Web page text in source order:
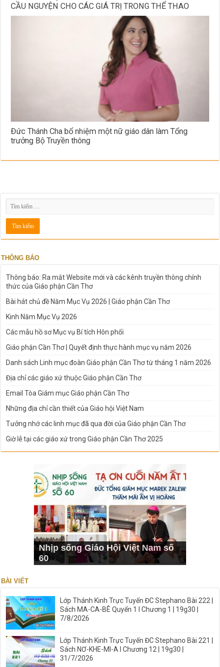
CẦU NGUYỆN CHO CÁC GIÁ TRỊ TRONG THỂ THAO
Đức Thánh Cha bổ nhiệm một nữ giáo dân làm Tổng
trưởng Bộ Truyền thông
THÔNG BÁO
Thông báo: Ra mắt Website mới và các kênh truyền thông chính
thức của Giáo phận Cần Thơ
Bài hát chủ đề Năm Mục Vụ 2026 | Giáo phận Cần Thơ
Kinh Năm Mục Vụ 2026
Các mẫu hồ sơ Mục vụ Bí tích Hôn phối
Giáo phận Cần Thơ | Quyết định thực hành mục vụ năm 2026
Danh sách Linh mục đoàn Giáo phận Cần Thơ từ tháng 1 năm 2026
Địa chỉ các giáo xứ thuộc Giáo phận Cần Thơ
Email Tòa Giám mục Giáo phận Cần Thơ
Những địa chỉ cần thiết của Giáo hội Việt Nam
Tưởng nhớ các linh mục đã qua đời của Giáo phận Cần Thơ
Giờ lễ tại các giáo xứ trong Giáo phận Cần Thơ 2025
Nhịp sống Giáo Hội Việt Nam số
60
BÀI VIẾT
Lớp Thánh Kinh Trực Tuyến ĐC Stephano Bài 222 |
Sách MA-CA-BÊ Quyển 1 I Chương 1 | 19g30 |
7/8/2026
Lớp Thánh Kinh Trực Tuyến ĐC Stephano Bài 221 |
Sách NƠ-KHE-MI-A I Chương 12 | 19g30 |
31/7/2026